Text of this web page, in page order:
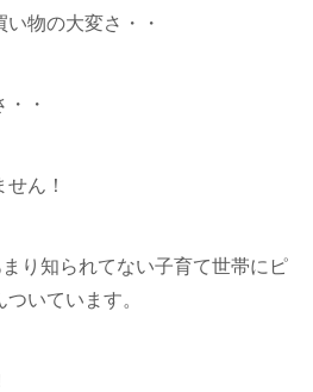
物の大変さ・・
・
ん！
り知られてない子育て世帯にピ
いています。